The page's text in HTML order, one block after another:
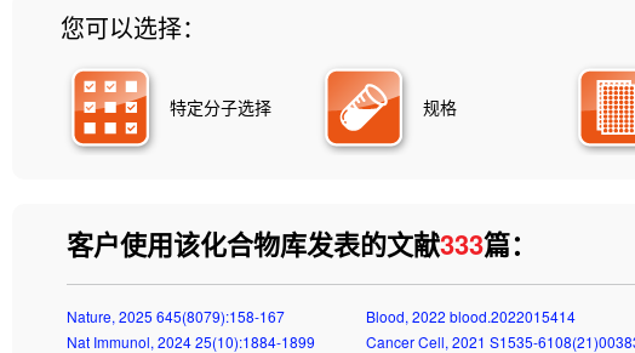
您可以选择：
特定分子选择 规格
客户使用该化合物库发表的文献333篇：
Nature, 2025 645(8079):158-167
Nat Immunol, 2024 25(10):1884-1899
Blood, 2022 blood.2022015414
Cancer Cell, 2021 S1535-